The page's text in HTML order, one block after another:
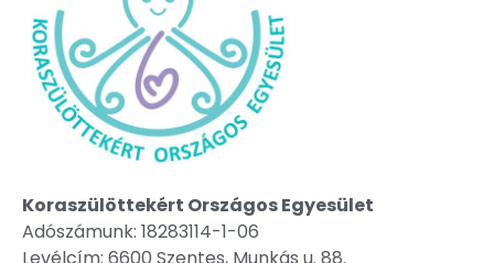
Koraszülöttekért Országos Egyesület
Adószámunk: 18283114-1-06